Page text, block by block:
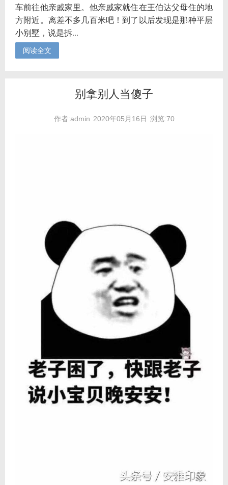
车前往他亲戚家里。他亲戚家就住在王伯达父母住的地
方附近。离差不多几百米吧！到了以后发现是那种平层
小别墅，说是拆...
阅读全文
别拿别人当傻子
作者:admin 2020年05月16日 浏览:70